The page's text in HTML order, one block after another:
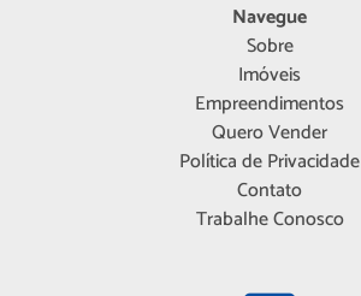
Navegue
Sobre
Imóveis
Empreendimentos
Quero Vender
Política de Privacidade
Contato
Trabalhe Conosco